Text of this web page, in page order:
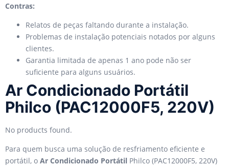
Contras:
Relatos de peças faltando durante a instalação.
Problemas de instalação potenciais notados por alguns
clientes.
Garantia limitada de apenas 1 ano pode não ser
suficiente para alguns usuários.
Ar Condicionado Portátil
Philco (PAC12000F5, 220V)
No products found.
Para quem busca uma solução de resfriamento eficiente e
portátil, o Ar Condicionado Portátil Philco (PAC12000F5, 220V)